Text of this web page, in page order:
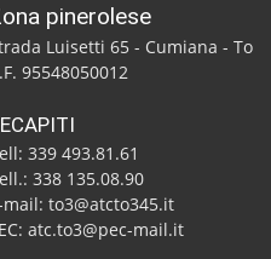
pinerolese
Luisetti 65 - Cumiana - To
95548050012
339 493.81.61
338 135.08.90
mail: to3@atcto345.it
atc.to3@pec-mail.it